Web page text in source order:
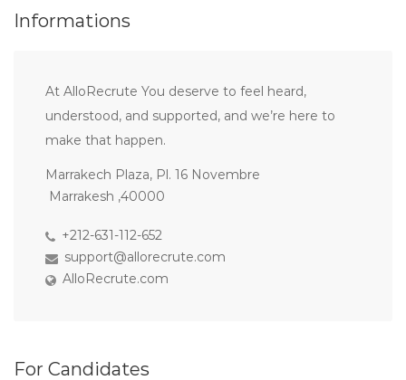
Informations
At AlloRecrute You deserve to feel heard,
understood, and supported, and we’re here to
make that happen.
Marrakech Plaza, Pl. 16 Novembre
Marrakesh ,40000
+212-631-112-652
support@allorecrute.com
AlloRecrute.com
For Candidates